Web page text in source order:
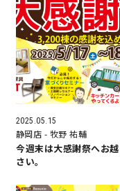
営業時間／
タ
2025.05.15
静岡店 - 牧野 祐輔
今週末は大感謝祭へお
さい。